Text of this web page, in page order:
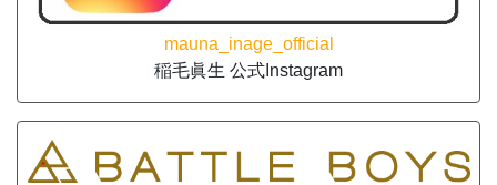
mauna_inage_official
稲毛眞生 公式Instagram